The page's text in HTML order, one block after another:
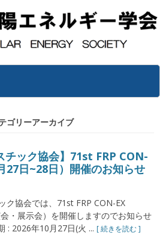
ゴリーアーカイブ
チック協会】71st FRP CON-
27日~28日）開催のお知らせ
ク協会では、71st FRP CON-EX
・展示会）を開催しますのでお知らせ
: 2026年10月27日(火 ... [ 続きを読む ]